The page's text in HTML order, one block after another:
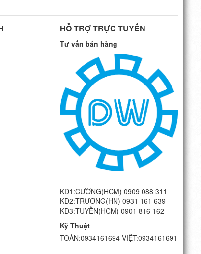
HỖ TRỢ TRỰC TUYẾN
Tư vấn bán hàng
KD1:CƯỜNG(HCM) 0909 088 311
KD2:TRƯỜNG(HN) 0931 161 639
KD3:TUYỀN(HCM) 0901 816 162
Kỹ Thuật
TOÀN:0934161694 VIỆT:0934161691